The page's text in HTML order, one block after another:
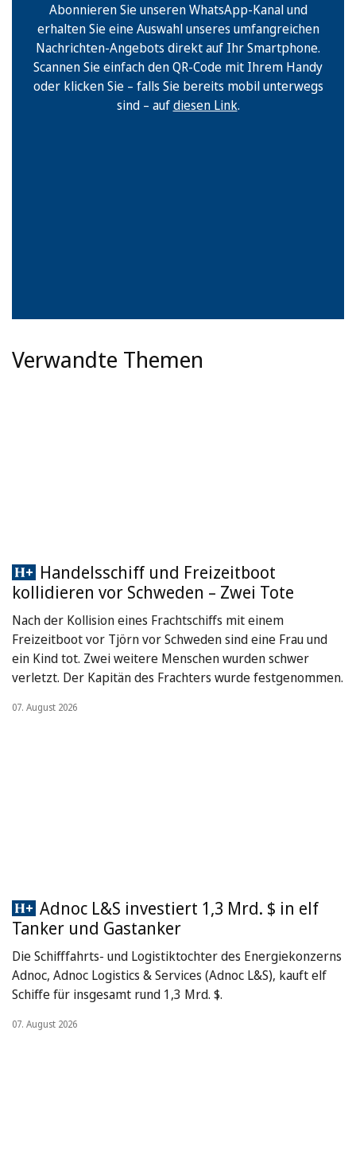
Abonnieren Sie unseren WhatsApp-Kanal und
erhalten Sie eine Auswahl unseres umfangreichen
Nachrichten-Angebots direkt auf Ihr Smartphone.
Scannen Sie einfach den QR-Code mit Ihrem Handy
oder klicken Sie – falls Sie bereits mobil unterwegs
sind – aufdiesen Link.
Verwandte Themen
Handelsschiff und Freizeitboot
kollidieren vor Schweden – Zwei Tote
Nach der Kollision eines Frachtschiffs mit einem
Freizeitboot vor Tjörn vor Schweden sind eine Frau und
ein Kind tot. Zwei weitere Menschen wurden schwer
verletzt. Der Kapitän des Frachters wurde festgenommen.
07. August 2026
Adnoc L&S investiert 1,3 Mrd. $ in elf
Tanker und Gastanker
Die Schifffahrts- und Logistiktochter des Energiekonzerns
Adnoc, Adnoc Logistics & Services (Adnoc L&S), kauft elf
Schiffe für insgesamt rund 1,3 Mrd. $.
07. August 2026